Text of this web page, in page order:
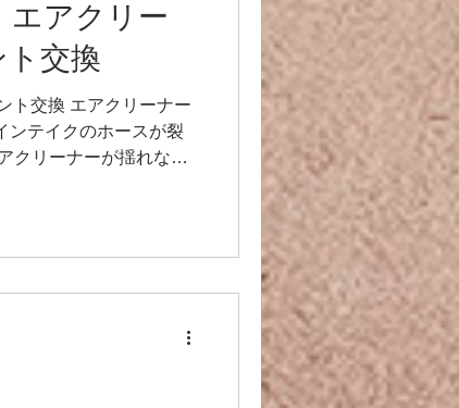
エアクリー
交換
ト交換 エアクリーナー
ンテイクのホースが裂
クリーナーが揺れない